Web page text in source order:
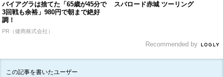
バイアグラは捨てた「65歳が45分で
3回戦も余裕」980円で朝まで絶好
調！
PR（健商株式会社）
スバロード赤城 ツーリング
Recommended by
この記事を書いたユーザー